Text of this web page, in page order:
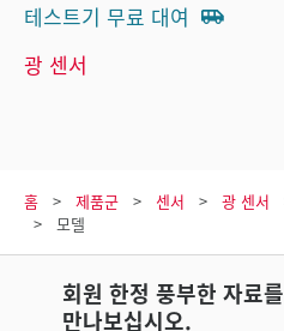
테스트기 무료 대여
광 센서
홈 제품군 센서 광 센서
모델
회원 한정 풍부한 자료를
만나보십시오.